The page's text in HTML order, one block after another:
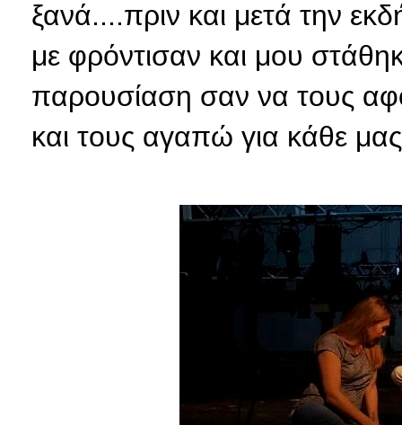
ξανά....πριν και μετά την
με φρόντισαν και μου
παρουσίαση σαν να τους
και τους αγαπώ για κάθε